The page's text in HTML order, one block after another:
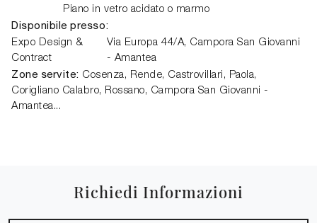
Piano in vetro acidato o marmo
Disponibile presso:
Expo Design &
Contract
Via Europa 44/A, Campora San Giovanni
- Amantea
Zone servite: Cosenza, Rende, Castrovillari, Paola,
Corigliano Calabro, Rossano, Campora San Giovanni -
Amantea...
Richiedi Informazioni